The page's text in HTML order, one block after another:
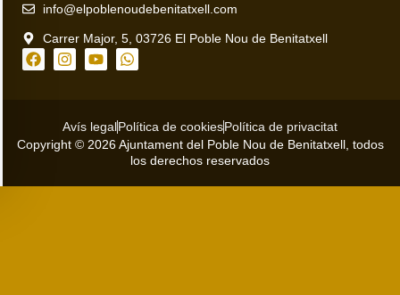
info@elpoblenoudebenitatxell.com
Carrer Major, 5, 03726 El Poble Nou de Benitatxell
Avís legalPolítica de cookiesPolítica de privacitat
Copyright © 2026 Ajuntament del Poble Nou de Benitatxell, todos
los derechos reservados